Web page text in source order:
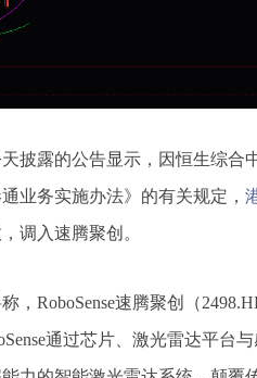
披露的公告显示，因恒生综合
业务实施办法》的有关规定，
调入速腾聚创。
，RoboSense速腾聚创（
通过芯片、激光雷达平台